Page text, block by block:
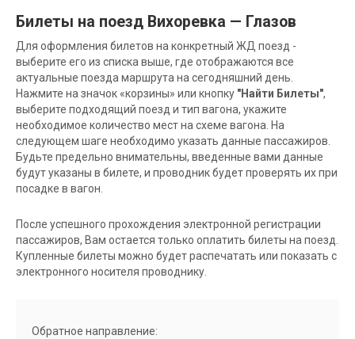
Билеты на поезд Вихоревка — Глазов
Для оформления билетов на конкретный ЖД поезд -
выберите его из списка выше, где отображаются все
актуальные поезда маршрута на сегодняшний день.
Нажмите на значок «корзины» или кнопку "Найти Билеты",
выберите подходящий поезд и тип вагона, укажите
необходимое количество мест на схеме вагона. На
следующем шаге необходимо указать данные пассажиров.
Будьте предельно внимательны, введенные вами данные
будут указаны в билете, и проводник будет проверять их при
посадке в вагон.
После успешного прохождения электронной регистрации
пассажиров, Вам остается только оплатить билеты на поезд.
Купленные билеты можно будет распечатать или показать с
электронного носителя проводнику.
Обратное направление: